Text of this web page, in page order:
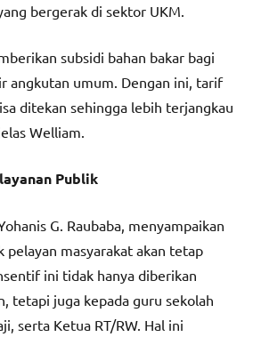
bergerak di sektor UKM.
subsidi bahan bakar bagi
angkutan umum. Dengan ini, tarif
ditekan sehingga lebih terjangkau
Welliam.
Publik
G. Raubaba, menyampaikan
masyarakat akan tetap
ini tidak hanya diberikan
tetapi juga kepada guru sekolah
serta Ketua RT/RW. Hal ini